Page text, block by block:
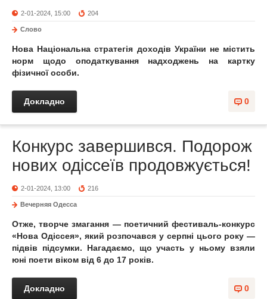
2-01-2024, 15:00 204
Слово
Нова Національна стратегія доходів України не містить
норм щодо оподаткування надходжень на картку
фізичної особи.
0
Докладно
Конкурс завершився. Подорож
нових одіссеїв продовжується!
2-01-2024, 13:00 216
Вечерняя Одесса
Отже, творче змагання — поетичний фестиваль-конкурс
«Нова Одіссея», який розпочався у серпні цього року —
підвів підсумки. Нагадаємо, що участь у ньому взяли
юні поети віком від 6 до 17 років.
0
Докладно